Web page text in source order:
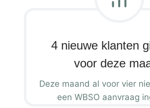
4 nieuwe klanten
voor deze
Deze maand al voor vier
een WBSO aanvraag